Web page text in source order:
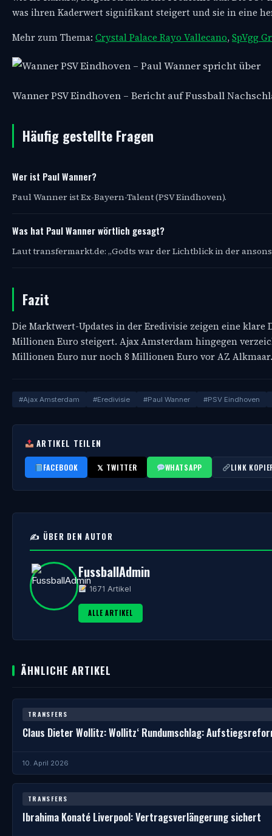
was ihren Kaderwert signifikant steigert und sie in eine
Mehr zum Thema: Crystal Palace Rayo Vallecano, SpVgg
Wanner PSV Eindhoven – Bericht auf Fussball
Häufig gestellte Fragen
Wer ist Paul Wanner?
Paul Wanner ist Ex-Bayern-Talent (PSV Eindhoven).
Was hat Paul Wanner wörtlich gesagt?
Laut transfermarkt.de: „Godts war der Lichtblick in der
Fazit
Die Marktwert-Updates in der Eredivisie zeigen eine
Millionen Euro steigert. Ajax Amsterdam hingegen
Millionen Euro nur noch 8 Millionen Euro vor AZ Alkmaar.
#Ajax Amsterdam #Eredivisie #Paul Wanner #PSV Eindhoven
ARTIKEL TEILEN
FACEBOOK 𝕏 TWITTER WHATSAPP LINK
✍️ ÜBER DEN AUTOR
FussballAdmin
1671 Artikel
ALLE ARTIKEL
ÄHNLICHE ARTIKEL
TRANSFERS
Claus Dieter Wollitz: Wollitz‘ Rundumschlag:
10. April 2026
TRANSFERS
Ibrahima Konaté Liverpool: Vertragsverlängerung sichert